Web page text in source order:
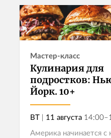
чёрные спагетти с
для
Записаться
Мастер-класс
Кулинария для
подростков:
Йорк. 10+
ВТ | 11 августа
Америка начинается с